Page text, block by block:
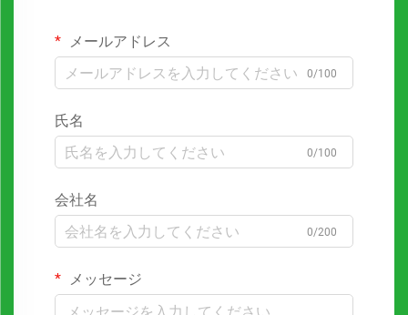
メールアドレス
0/100
氏名
0/100
会社名
0/200
メッセージ